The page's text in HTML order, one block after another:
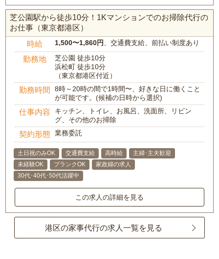
芝公園駅から徒歩10分！1Kマンションでのお掃除代行の
お仕事（東京都港区）
時給 1,500〜1,860円 、交通費支給、前払い制度あり
勤務地
芝公園 徒歩10分
浜松町 徒歩10分
（東京都港区付近）
勤務時間
8時～20時の間で1時間〜、好きな日に働くこと
が可能です。(候補の日時から選択)
仕事内容
キッチン、トイレ、お風呂、洗面所、リビン
グ、その他のお掃除
契約形態 業務委託
土日祝のみOK 交通費支給 高時給
主婦･主夫歓迎
未経験OK
ブランクOK
家政婦の求人
30代･40代･50代活躍中
この求人の詳細を見る
港区の家事代行の求人一覧を見る